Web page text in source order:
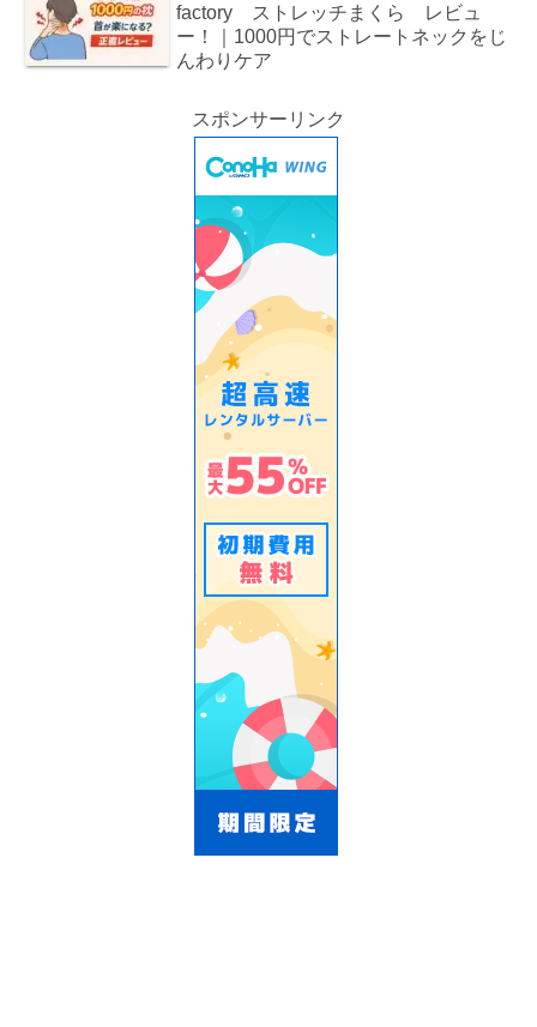
factory ストレッチまくら レビュ
ー！｜1000円でストレートネックをじ
んわりケア
スポンサーリンク